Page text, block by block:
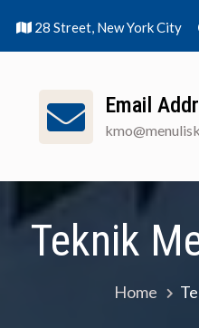
28 Street, New York City
Email
Teknik
Home